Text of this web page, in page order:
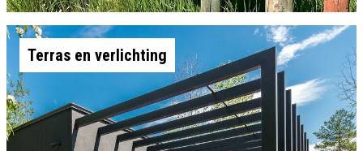
Terras en verlichting